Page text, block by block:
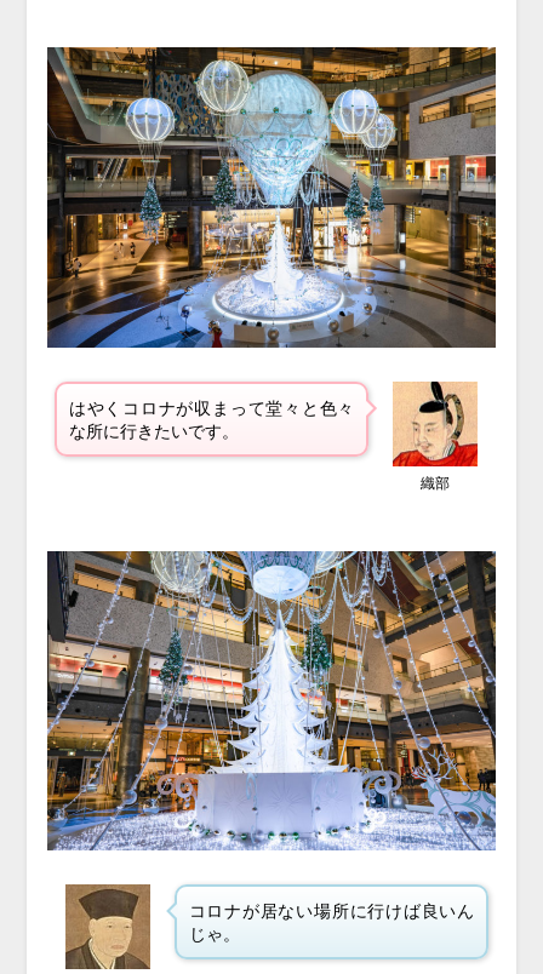
はやくコロナが収まって堂々と色々
な所に行きたいです。
織部
コロナが居ない場所に行けば良いん
じゃ。